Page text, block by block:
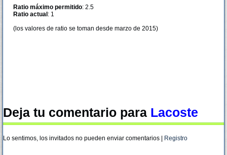
Ratio máximo permitido: 2.5
Ratio actual : 1
(los valores de ratio se toman desde marzo de 2015)
Deja tu comentario para Lacoste
Lo sentimos, los invitados no pueden enviar comentarios | Registro